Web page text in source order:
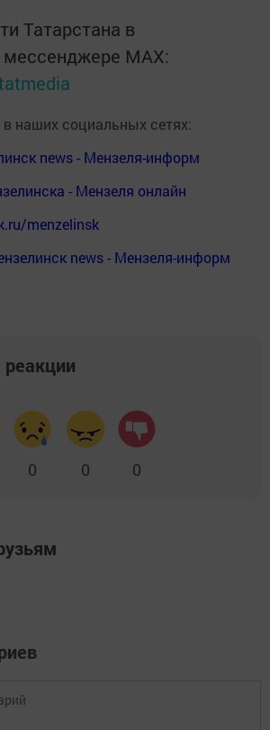
Татарстана в
MАХ:
наших социальных сетях:
news - Мензеля-информ
- Мензеля онлайн
menzelinsk
news - Мензеля-информ
реакции
0 0 0